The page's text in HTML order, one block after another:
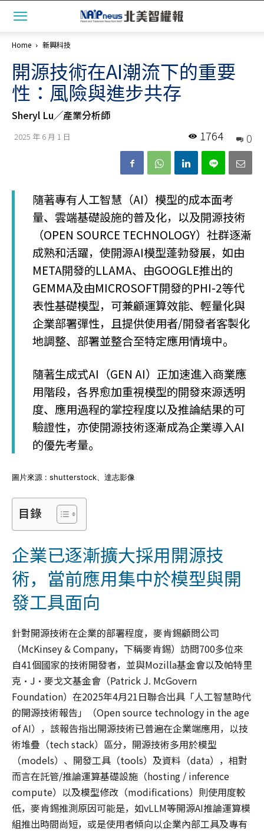
Home 新興科技
開源技術在AI潮流下的重要
性：風險與進步共存
Sheryl Lu╱產業分析師
2025 年 6 月 1 日 0
1764
隨著專有人工智慧（AI）模型的成本面考
量、雲端基礎設施的普及化，以及開源技術
（OPEN SOURCE TECHNOLOGY）社群逐漸
成熟和活躍，使開源AI模型蓬勃發展，如由
META開發的LLAMA、由GOOGLE推出的
GEMMA及由MICROSOFT開發的PHI-2等代
表性基礎模型，可兼顧運算效能、輕量化與
企業部署彈性，且提供使用者/開發者客製化
地調整、部署並整合至特定應用情境中。
隨著生成式AI（GEN AI）正加速進入商業應
用階段，各界愈加重視模型的開發來源透明
度、應用過程的掌控程度以及推論結果的可
驗證性，亦使開源技術逐漸成為企業導入AI
的優先考量。
圖片來源 : shutterstock、達志影像
目錄
企業已逐漸擴大採用開源技
術，當前應用集中於模型與開
發工具面向
針對開源技術在企業的部署程度，麥肯錫顧問公司
（McKinsey & Company，下稱麥肯錫）訪問700多位來
自41個國家的技術開發者，並與Mozilla基金會以及帕特里
克·J·麥戈文基金會（Patrick J. McGovern
Foundation）在2025年4月21日聯合出具「人工智慧時代
的開源技術報告」（Open source technology in the age
of AI），該報告指出開源技術已普遍在企業端應用，以技
術堆疊（tech stack）區分，開源技術多用於模型
（models）、開發工具（tools）及資料（data），相對
而言在託管/推論運算基礎設施（hosting / inference
compute）以及模型修改（modifications）則使用度較
低，麥肯錫推測原因可能是，如vLLM等開源AI推論運算模
組推出時間尚短，或是使用者傾向以企業內部工具及專有